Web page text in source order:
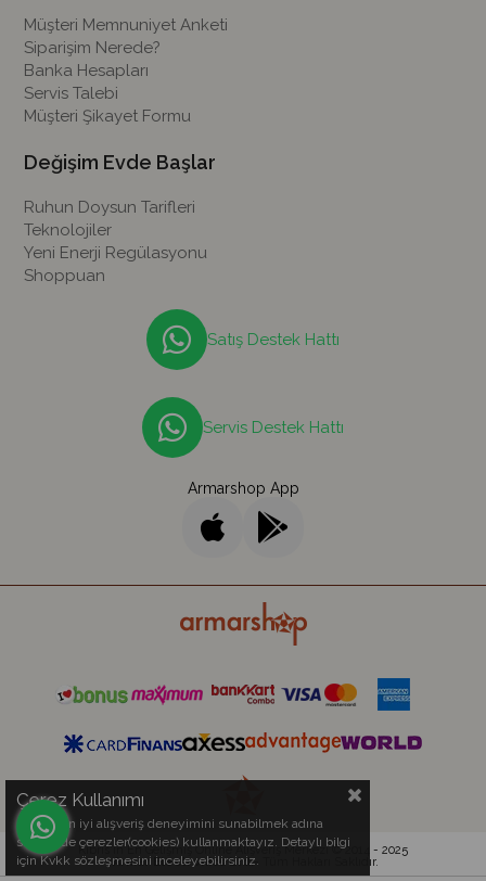
Müşteri Memnuniyet Anketi
Siparişim Nerede?
Banka Hesapları
Servis Talebi
Müşteri Şikayet Formu
Değişim Evde Başlar
Ruhun Doysun Tarifleri
Teknolojiler
Yeni Enerji Regülasyonu
Shoppuan
Satış Destek Hattı
Servis Destek Hattı
Armarshop App
Kıbrıs'ın En Gelişmiş Online Alışveriş Merkezi © 2014 - 2025
Armar Electronics Ltd.- Tüm Hakları Saklıdır.
Çerez Kullanımı
Sizlere en iyi alışveriş deneyimini sunabilmek adına
sitemizde çerezler(cookies) kullanmaktayız. Detaylı bilgi
için Kvkk sözleşmesini inceleyebilirsiniz.